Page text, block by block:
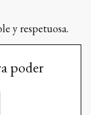
poder
aquí